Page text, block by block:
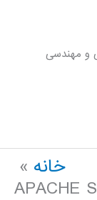
و مهندسی
خانه